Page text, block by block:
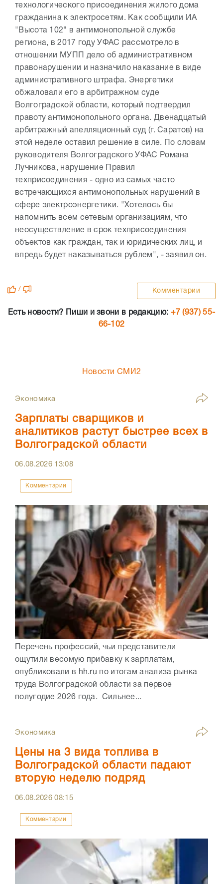
технологического присоединения жилого дома
гражданина к электросетям. Как сообщили ИА
"Высота 102" в антимонопольной службе
региона, в 2017 году УФАС рассмотрело в
отношении МУПП дело об административном
правонарушении и назначило наказание в виде
административного штрафа. Энергетики
обжаловали его в арбитражном суде
Волгоградской области, который подтвердил
правоту антимонопольного органа. Двенадцатый
арбитражный апелляционный суд (г. Саратов) на
этой неделе оставил решение в силе. По словам
руководителя Волгоградского УФАС Романа
Лучникова, нарушение Правил
техприсоединения - одно из самых часто
встречающихся антимонопольных нарушений в
сфере электроэнергетики. "Хотелось бы
напомнить всем сетевым организациям, что
неосуществление в срок техприсоединения
объектов как граждан, так и юридических лиц, и
впредь будет наказываться рублем", - заявил он.
/ Комментарии
Есть новости? Пиши и звони в редакцию: +7 (937) 55-
66-102
Новости СМИ2
Экономика
Зарплаты сварщиков и
аналитиков растут быстрее всех в
Волгоградской области
06.08.2026 13:08
Комментарии
Перечень профессий, чьи представители
ощутили весомую прибавку к зарплатам,
опубликовали в hh.ru по итогам анализа рынка
труда Волгоградской области за первое
полугодие 2026 года. Сильнее...
Экономика
Цены на 3 вида топлива в
Волгоградской области падают
вторую неделю подряд
06.08.202608:15
Комментарии